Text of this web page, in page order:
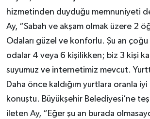
hizmetinden duyduğu memnuniyeti
Ay, “Sabah ve akşam olmak üzere 2
Odaları güzel ve konforlu. Şu an
odalar 4 veya 6 kişilikken; biz 3 kişi
suyumuz ve internetimiz mevcut.
Daha önce kaldığım yurtlara oranla
konuştu. Büyükşehir Belediyesi’ne
ileten Ay, “Eğer şu an burada